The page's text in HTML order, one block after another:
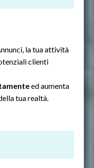
la tua attività
clienti
ed aumenta
tua realtà.